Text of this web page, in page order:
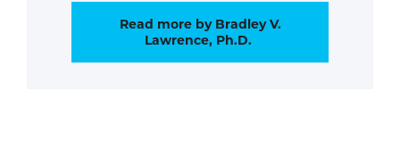
Read more by Bradley V.
Lawrence, Ph.D.